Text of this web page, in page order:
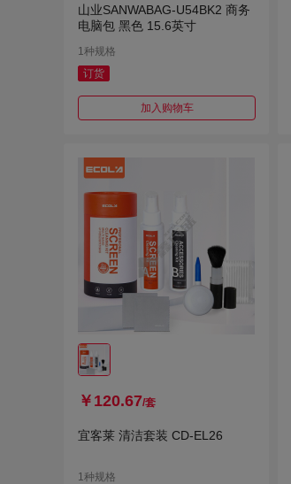
山业SANWABAG-U54BK2 商务
电脑包 黑色 15.6英寸
1种规格
订货
加入购物车
￥120.67/套
宜客莱 清洁套装 CD-EL26
1种规格